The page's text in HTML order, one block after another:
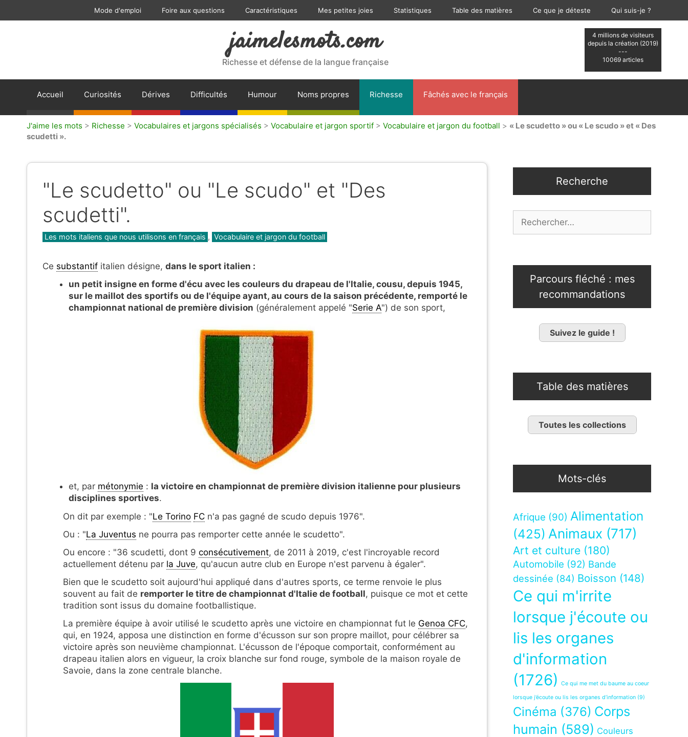
Mode d'emploi Foire aux questions Caractéristiques Mes petites joies Statistiques Table des matières Ce que je déteste Qui suis-je ?
4 millions de visiteurs
depuis la création (2019)
---
10069 articles
jaimelesmots.com
Richesse et défense de la langue française
Accueil Curiosités Dérives Difficultés Humour Noms propres Richesse Fâchés avec le français
J'aime les mots > Richesse > Vocabulaires et jargons spécialisés > Vocabulaire et jargon sportif > Vocabulaire et jargon du football > « Le scudetto » ou « Le scudo » et « Des
scudetti ».
"Le scudetto" ou "Le scudo" et "Des
scudetti".
Catégories
Les mots italiens que nous utilisons en français , Vocabulaire et jargon du football
Ce substantif italien désigne, dans le sport italien :
un petit insigne en forme d'écu avec les couleurs du drapeau de l'Italie, cousu, depuis 1945,
sur le maillot des sportifs ou de l'équipe ayant, au cours de la saison précédente, remporté le
championnat national de première division (généralement appelé "Serie A") de son sport,
et, par métonymie : la victoire en championnat de première division italienne pour plusieurs
disciplines sportives.
On dit par exemple : "Le Torino FC n'a pas gagné de scudo depuis 1976".
Ou : "La Juventus ne pourra pas remporter cette année le scudetto".
Ou encore : "36 scudetti, dont 9 consécutivement, de 2011 à 2019, c'est l'incroyable record
actuellement détenu par la Juve, qu'aucun autre club en Europe n'est parvenu à égaler".
Bien que le scudetto soit aujourd'hui appliqué dans d'autres sports, ce terme renvoie le plus
souvent au fait de remporter le titre de championnat d'Italie de football, puisque ce mot et cette
tradition sont issus du domaine footballistique.
La première équipe à avoir utilisé le scudetto après une victoire en championnat fut le Genoa CFC,
qui, en 1924, apposa une distinction en forme d'écusson sur son propre maillot, pour célébrer sa
victoire après son neuvième championnat. L'écusson de l'époque comportait, conformément au
drapeau italien alors en vigueur, la croix blanche sur fond rouge, symbole de la maison royale de
Savoie, dans la zone centrale blanche.
Recherche
Parcours fléché : mes
recommandations
Suivez le guide !
Table des matières
Toutes les collections
Mots-clés
Afrique (90) Alimentation
(425) Animaux (717)
Art et culture (180)
Automobile (92) Bande
dessinée (84) Boisson (148)
Ce qui m'irrite
lorsque j'écoute ou
lis les organes
d'information
(1726)
Ce qui me met du baume au coeur
lorsque j’écoute ou lis les organes d’information (9)
Cinéma (376) Corps
humain (589) Couleurs